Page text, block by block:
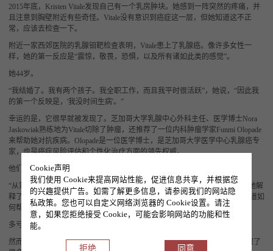
2015年底，Kristen Vitale发现自己有一个乳房肿块。她感到一阵突然的疼痛，并
且注意到胸壁附近有些奇怪。Vitale没有意识到癌症这一层，但她知道这不正
常，应该去检查一下。
附近一家西郊医院的乳腺钼靶检查表明， Vitale患上了乳腺癌。像许多女性一
样，她的第一反应是“震惊，敬畏，恐惧，以及所有诸如此类的感觉”。
她44岁。
“我结婚了。我有两个孩子。我全职工作，而且我平时很活跃”，她说，“因此我
的第一个反映是， '我没时间生病'。”
幸运的是，它很早就被发现了。芝加哥大学乳腺中心外科主任、医学博士Nora
Jaskowiak熟练地为Vitale切除了肿瘤，还推荐了一位内科肿瘤学家Funmi Olopade
来帮助她对抗疾病。Olopade是一位医学博士，是芝加哥大学医学中心乳腺癌专
家，也是癌症风险评估和个性化治疗方面的领先权威。
他们在2015新年前夕见面，并立即建立了联系。
“从第一次见面到治疗结束，Olopade医生给了我极大的鼓舞”，Vitale说道，“她解
释了治疗的风险和好处，以及任何潜在的、可能会相当严重的副作用。她知道如
何帮助我选择一条治疗途径，并解释了我最终要经历的事。”
多亏了Olopade和她的团队，Vitale的治疗进展顺利。
然而，在医院之外，Vitale需要那些关心她的人给她帮助。Vitale从家庭中汲取了
Cookie声明
我们使用 Cookie来提高网站性能，促进信息共享，并根据您
的兴趣提供广告。如需了解更多信息，请参阅我们的网站隐
私政策。您也可以自定义网络浏览器的 Cookie设置。请注
意，如果您拒绝接受 Cookie，可能会影响网站的功能和性
能。
拒绝 同意